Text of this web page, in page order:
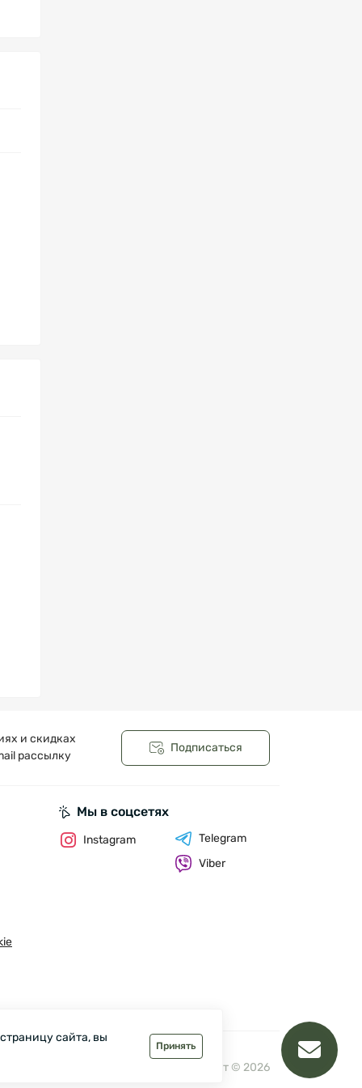
и скидках
рассылку
Подписаться
Мы в соцсетях
Instagram
Telegram
Viber
Зелмарт © 2026
сайта, вы
Принять